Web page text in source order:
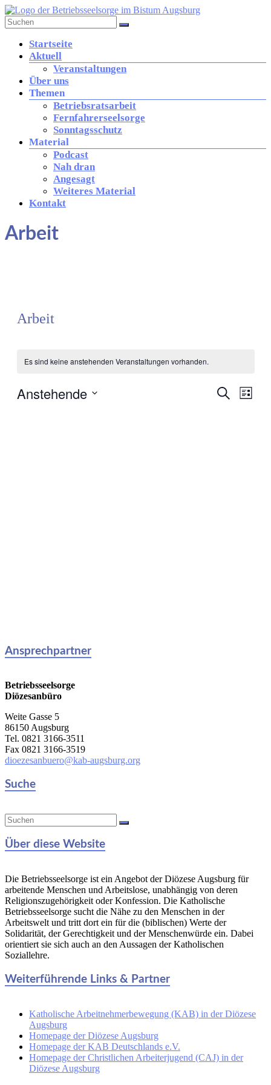
Zum
Inhalt
springen
der
Diözese
Augsburg
Kirche
Arbeitswelt
Menü
Startseite
Aktuell
Veranstaltungen
Über uns
Themen
Betriebsratsarbeit
Fernfahrerseelsorge
Sonntagsschutz
Material
Podcast
Nah dran
Angesagt
Weiteres Material
Kontakt
Arbeit
Arbeit
Es sind keine anstehenden Veranstaltungen vorhanden.
Suche
Liste
Anstehende
Ansprechpartner
Betriebsseelsorge
Diözesanbüro
Weite Gasse 5
86150 Augsburg
Tel. 0821 3166-3511
Fax 0821 3166-3519
dioezesanbuero@kab-augsburg.org
Suche
Über diese Website
Die Betriebsseelsorge ist ein Angebot der Diözese Augsburg für
arbeitende Menschen und Arbeitslose, unabhängig von deren
Religionszugehörigkeit oder Konfession. Die Katholische
Betriebsseelsorge sucht die Nähe zu den Menschen in der
Arbeitswelt und tritt dort ein für die (biblischen) Werte der
Solidarität, der Gerechtigkeit und der Menschenwürde ein. Dabei
orientiert sie sich auch an den Aussagen der Katholischen
Soziallehre.
Weiterführende Links & Partner
Katholische Arbeitnehmerbewegung (KAB) in der Diözese
Augsburg
Homepage der Diözese Augsburg
Homepage der KAB Deutschlands e.V.
Homepage der Christlichen Arbeiterjugend (CAJ) in der
Diözese Augsburg